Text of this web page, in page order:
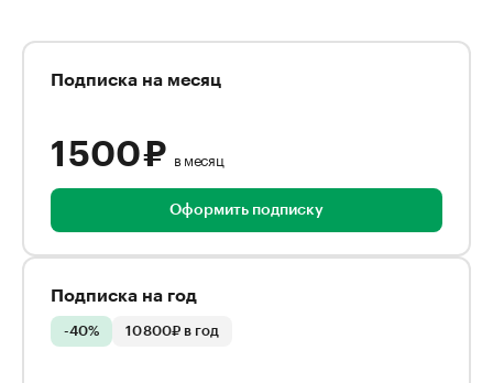
Подписка на месяц
1 500 ₽ в месяц
Оформить подписку
Подписка на год
-40% 10 800₽ в год